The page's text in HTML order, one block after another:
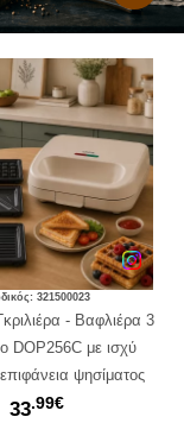
321500023
- Βαφλιέρα 3
DOP256C με ισχύ
ψησίματος
22x12cm
33.99€